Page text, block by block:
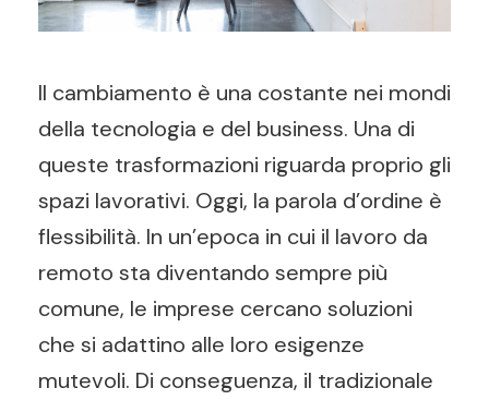
Il cambiamento è una costante nei mondi
della tecnologia e del business. Una di
queste trasformazioni riguarda proprio gli
spazi lavorativi. Oggi, la parola d’ordine è
flessibilità. In un’epoca in cui il lavoro da
remoto sta diventando sempre più
comune, le imprese cercano soluzioni
che si adattino alle loro esigenze
mutevoli. Di conseguenza, il tradizionale